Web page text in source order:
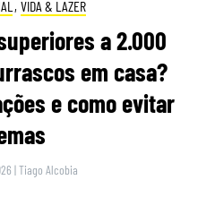
, VIDA & LAZER
a 2.000
em casa?
e como evitar
|Tiago Alcobia